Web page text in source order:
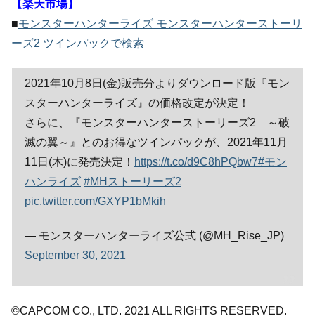
【楽天市場】
■モンスターハンターライズ モンスターハンターストーリ
ーズ2 ツインパックで検索
2021年10月8日(金)販売分よりダウンロード版『モン
スターハンターライズ』の価格改定が決定！
さらに、『モンスターハンターストーリーズ2 ～破
滅の翼～』とのお得なツインパックが、2021年11月
11日(木)に発売決定！ https://t.co/d9C8hPQbw7#モン
ハンライズ #MHストーリーズ2
pic.twitter.com/GXYP1bMkih
— モンスターハンターライズ公式 (@MH_Rise_JP)
September 30, 2021
©CAPCOM CO., LTD. 2021 ALL RIGHTS RESERVED.